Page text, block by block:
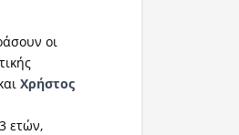
οι
Χρήστος
ετών,